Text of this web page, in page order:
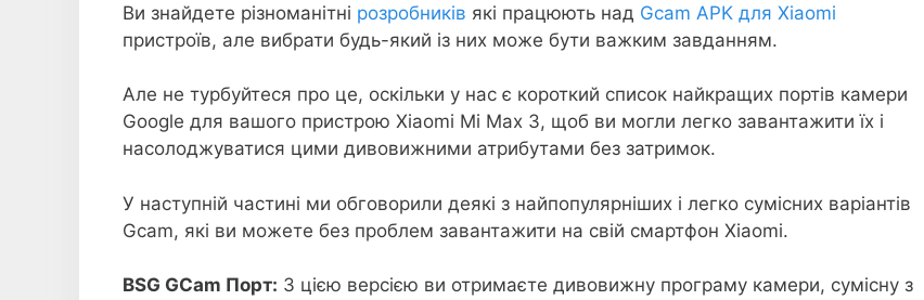
Ви знайдете різноманітні розробників які працюють над Gcam APK для Xiaomi
пристроїв, але вибрати будь-який із них може бути важким завданням.
Але не турбуйтеся про це, оскільки у нас є короткий список найкращих портів камери
Google для вашого пристрою Xiaomi Mi Max 3, щоб ви могли легко завантажити їх і
насолоджуватися цими дивовижними атрибутами без затримок.
У наступній частині ми обговорили деякі з найпопулярніших і легко сумісних варіантів
Gcam, які ви можете без проблем завантажити на свій смартфон Xiaomi.
BSG GCam Порт: З цією версією ви отримаєте дивовижну програму камери, сумісну з